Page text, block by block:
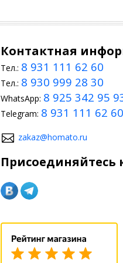
Контактная
Тел.: 8 931 111 62 60
Тел.: 8 930 999 28 30
WhatsApp: 8 925 342 95
Telegram: 8 931 111 62 60
zakaz@homato.ru
Присоединяйтесь